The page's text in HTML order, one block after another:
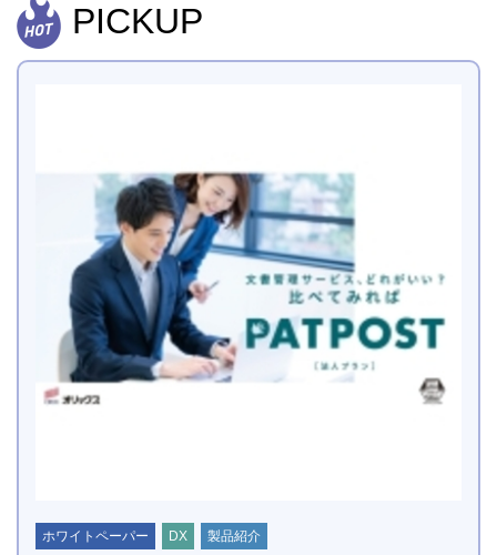
PICKUP
ホワイトペーパー DX 製品紹介